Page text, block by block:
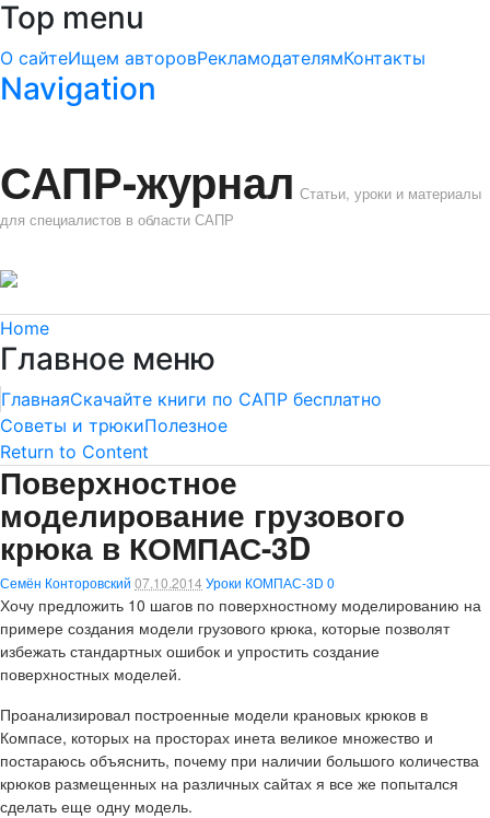
Top menu
О сайтеИщем авторовРекламодателямКонтакты
Navigation
САПР-журнал Статьи, уроки и материалы
для специалистов в области САПР
Home
Главное меню
ГлавнаяСкачайте книги по САПР бесплатно
Советы и трюкиПолезное
Return to Content
Поверхностное
моделирование грузового
крюка в КОМПАС-3D
Семён Конторовский 07.10.2014 Уроки КОМПАС-3D 0
Хочу предложить 10 шагов по поверхностному моделированию на
примере создания модели грузового крюка, которые позволят
избежать стандартных ошибок и упростить создание
поверхностных моделей.
Проанализировал построенные модели крановых крюков в
Компасе, которых на просторах инета великое множество и
постараюсь объяснить, почему при наличии большого количества
крюков размещенных на различных сайтах я все же попытался
сделать еще одну модель.